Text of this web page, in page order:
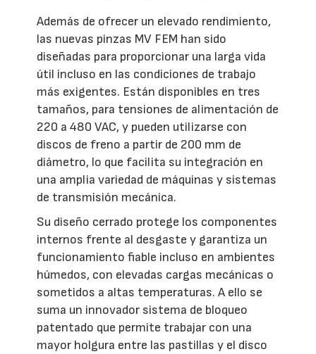
Además de ofrecer un elevado rendimiento,
las nuevas pinzas MV FEM han sido
diseñadas para proporcionar una larga vida
útil incluso en las condiciones de trabajo
más exigentes. Están disponibles en tres
tamaños, para tensiones de alimentación de
220 a 480 VAC, y pueden utilizarse con
discos de freno a partir de 200 mm de
diámetro, lo que facilita su integración en
una amplia variedad de máquinas y sistemas
de transmisión mecánica.
Su diseño cerrado protege los componentes
internos frente al desgaste y garantiza un
funcionamiento fiable incluso en ambientes
húmedos, con elevadas cargas mecánicas o
sometidos a altas temperaturas. A ello se
suma un innovador sistema de bloqueo
patentado que permite trabajar con una
mayor holgura entre las pastillas y el disco